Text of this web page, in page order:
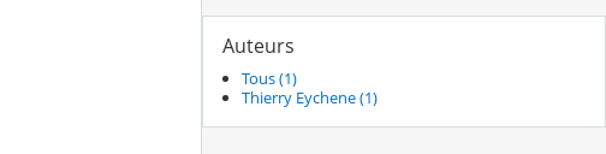
Auteurs
Tous (1)
Thierry Eychene (1)